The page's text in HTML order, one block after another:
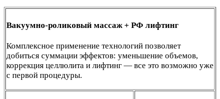
Вакуумно-роликовый массаж + РФ лифтинг
Комплексное применение технологий позволяет
добиться суммации эффектов: уменьшение объемов,
коррекция целлюлита и лифтинг — все это возможно уже
с первой процедуры.